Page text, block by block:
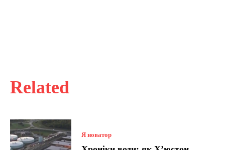
Related
Я новатор